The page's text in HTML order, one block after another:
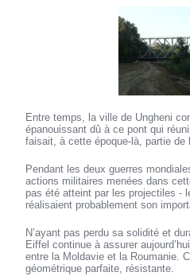
Entre temps, la ville de Ungheni
épanouissant dû à ce pont qui
faisait, à cette époque-là, partie de
Pendant les deux guerres
actions militaires menées dans
pas été atteint par les projectiles -
réalisaient probablement son
N’ayant pas perdu sa solidité et
Eiffel continue à assurer
entre la Moldavie et la Roumanie.
géométrique parfaite, résistante.